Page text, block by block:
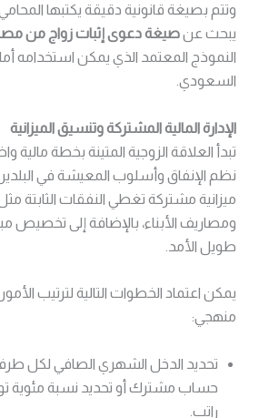
وتتم بصيغة قانونية دقيقة يكتبها
يبحث عنصيغة دعوى إثبات زواج من
النموذج المعتمد الذي يمكن استخدامه
السعودي.
الإدارة المالية المشتركة وتنسيق الميزانية
تبدأ العلاقة الزوجية المتينة بخطة مالية
نظم الإنفاق وأسلوب المعيشة في
ميزانية مشتركة تغطي النفقات الثابتة مثل
ومصاريف الأبناء، بالإضافة إلى تخصيص
طويل الأمد.
يمكن اعتماد الخطوات التالية لترتيب
منهجي:
تحديد الدخل الشهري الصافي لكل
حساب مشترك أو تحديد نسبة مئوية
راتب.